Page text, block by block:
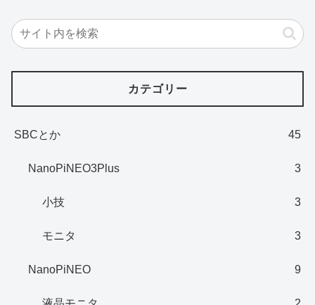
カテゴリー
SBCとか 45
NanoPiNEO3Plus 3
小技 3
モニタ 3
NanoPiNEO 9